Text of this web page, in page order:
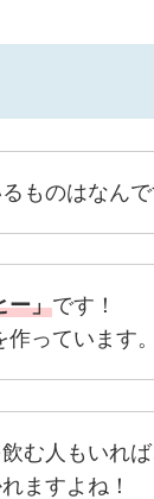
ものはなんで
ー」です！
っています。
む人もいれ
ますよね！